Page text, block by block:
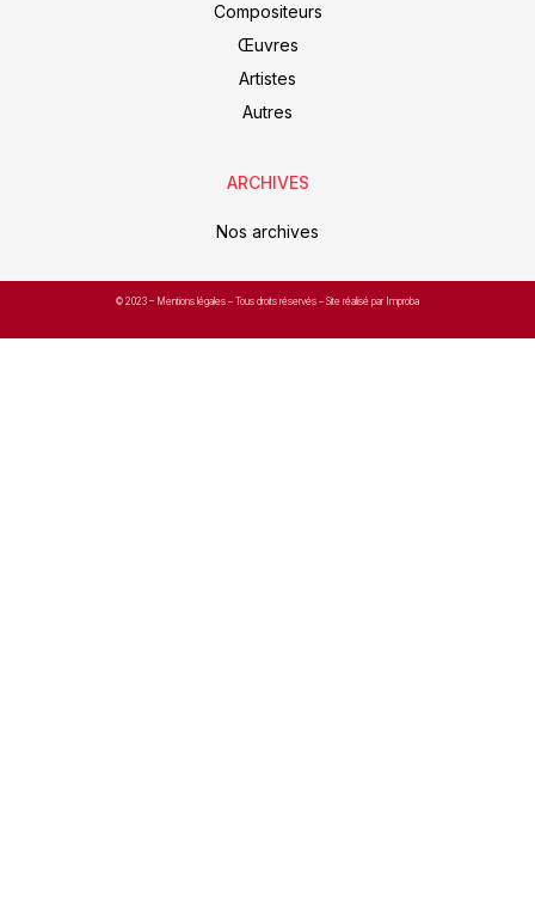
Compositeurs
Œuvres
Artistes
Autres
ARCHIVES
Nos archives
© 2023 – Mentions légales – Tous droits réservés – Site réalisé par Improba